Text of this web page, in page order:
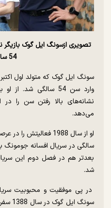
تصویری ازسونگ ایل گوک
54 سالگی.
وارد سن 54 سالگی
نشانه‌های بالا رفتن سن را
می‌دهد.
سالگی در سریال افسانه
بعدتر هم در فصل دوم این
شد.
در پی موفقیت و محبوبیت
سونگ